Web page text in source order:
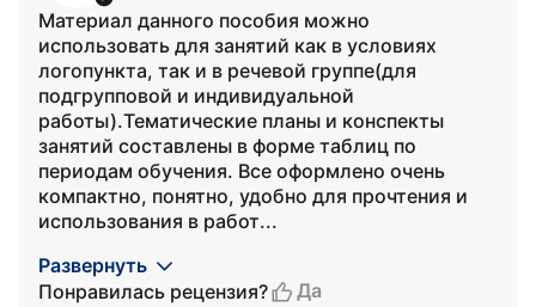
Материал данного пособия можно
использовать для занятий как в условиях
логопункта, так и в речевой группе(для
подгрупповой и индивидуальной
работы).Тематические планы и конспекты
занятий составлены в форме таблиц по
периодам обучения. Все оформлено очень
компактно, понятно, удобно для прочтения и
использования в работ...
Развернуть
Понравилась рецензия?
Да